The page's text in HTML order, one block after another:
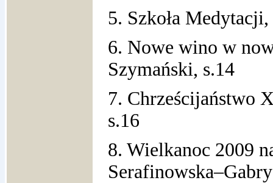
5. Szkoła
6. Nowe wino w
Szymański, s.14
7. Chrześcijaństwo
s.16
8. Wielkanoc 2009